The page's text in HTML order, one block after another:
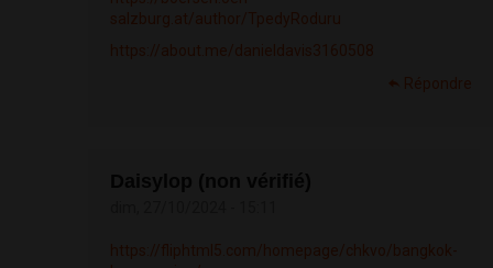
salzburg.at/author/TpedyRoduru
https://about.me/danieldavis3160508
Répondre
https://fliphtml5.com/homepage/chkvo/bangkok-